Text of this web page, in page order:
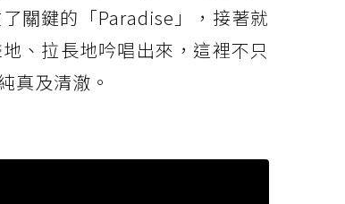
關鍵的「Paradise」，接著就
、拉長地吟唱出來，這裡不只
真及清澈。